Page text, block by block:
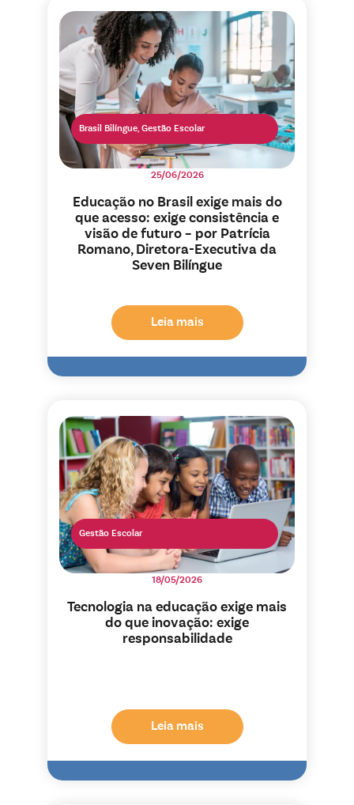
25/06/2026
Educação no Brasil exige mais do
que acesso: exige consistência e
visão de futuro – por Patrícia
Romano, Diretora-Executiva da
Seven Bilíngue
Brasil Bilíngue, Gestão Escolar
Leia mais
18/05/2026
Tecnologia na educação exige mais
do que inovação: exige
responsabilidade
Gestão Escolar
Leia mais